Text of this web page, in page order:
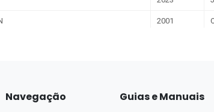
Navegação Guias e Manuais